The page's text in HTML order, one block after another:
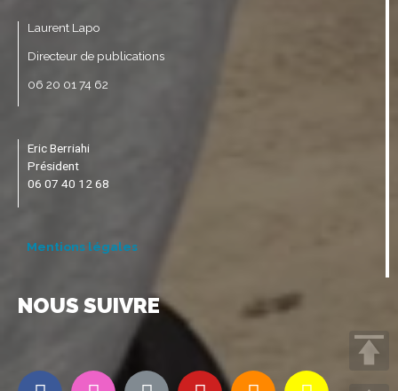
Laurent Lapo
Directeur de publications
06 20 01 74 62
Eric Berriahi
Président
06 07 40 12 68
Mentions légales
NOUS SUIVRE